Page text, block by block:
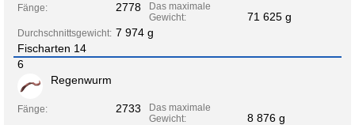
Fänge: 2778
Das maximale
Gewicht:
71 625 g
Durchschnittsgewicht: 7 974 g
Fischarten 14
6
Regenwurm
Fänge: 2733
Das maximale
Gewicht:
8 876 g